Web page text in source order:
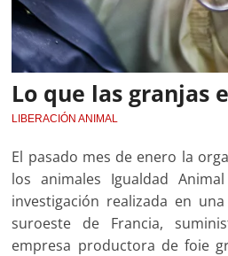
Lo que las granjas
LIBERACIÓN ANIMAL
El pasado mes de enero la
los animales Igualdad
investigación realizada en
suroeste de Francia,
empresa productora de foie